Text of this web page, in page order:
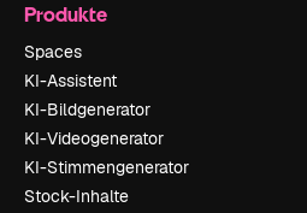
Produkte
Spaces
KI-Assistent
KI-Bildgenerator
KI-Videogenerator
KI-Stimmengenerator
Stock-Inhalte